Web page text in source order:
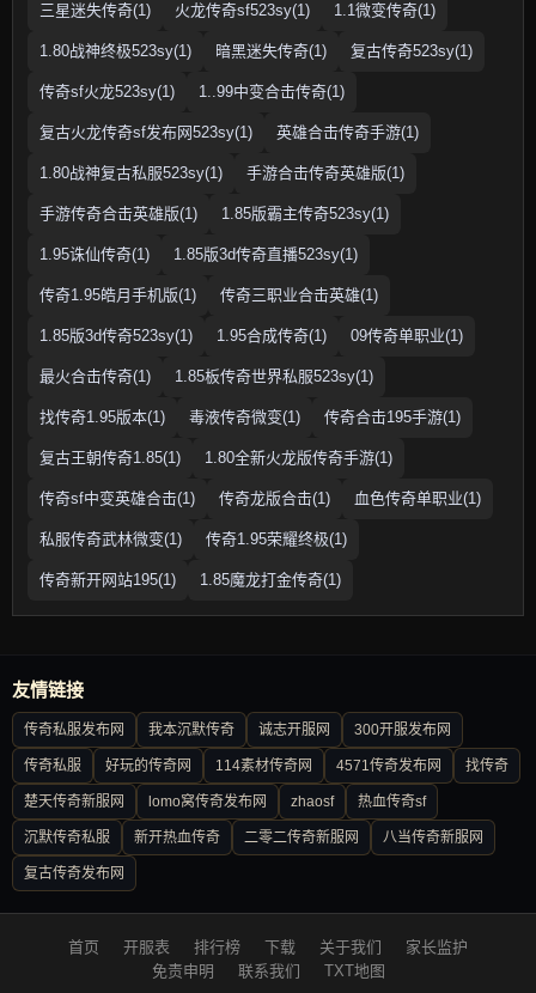
三星迷失传奇(1) 火龙传奇sf523sy(1) 1.1微变传奇(1)
1.80战神终极523sy(1) 暗黑迷失传奇(1) 复古传奇523sy(1)
传奇sf火龙523sy(1) 1..99中变合击传奇(1)
复古火龙传奇sf发布网523sy(1) 英雄合击传奇手游(1)
1.80战神复古私服523sy(1) 手游合击传奇英雄版(1)
手游传奇合击英雄版(1) 1.85版霸主传奇523sy(1)
1.95诛仙传奇(1) 1.85版3d传奇直播523sy(1)
传奇1.95皓月手机版(1) 传奇三职业合击英雄(1)
1.85版3d传奇523sy(1) 1.95合成传奇(1) 09传奇单职业(1)
最火合击传奇(1) 1.85板传奇世界私服523sy(1)
找传奇1.95版本(1) 毒液传奇微变(1) 传奇合击195手游(1)
复古王朝传奇1.85(1) 1.80全新火龙版传奇手游(1)
传奇sf中变英雄合击(1) 传奇龙版合击(1) 血色传奇单职业(1)
私服传奇武林微变(1) 传奇1.95荣耀终极(1)
传奇新开网站195(1) 1.85魔龙打金传奇(1)
友情链接
传奇私服发布网 我本沉默传奇 诚志开服网 300开服发布网
传奇私服 好玩的传奇网 114素材传奇网 4571传奇发布网 找传奇
楚天传奇新服网 lomo窝传奇发布网 zhaosf 热血传奇sf
沉默传奇私服 新开热血传奇 二零二传奇新服网 八当传奇新服网
复古传奇发布网
首页 开服表 排行榜 下载 关于我们
家长监护
免责申明
联系我们 TXT地图